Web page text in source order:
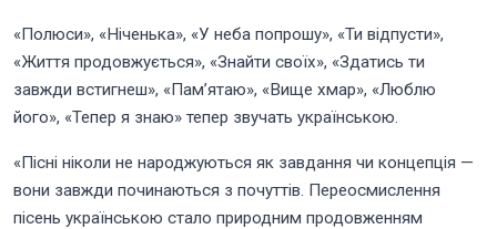
«Полюси», «Ніченька», «У неба попрошу», «Ти відпусти»,
«Життя продовжується», «Знайти своїх», «Здатись ти
завжди встигнеш», «Пам’ятаю», «Вище хмар», «Люблю
його», «Тепер я знаю» тепер звучать українською.
«Пісні ніколи не народжуються як завдання чи концепція —
вони завжди починаються з почуттів. Переосмислення
пісень українською стало природним продовженням